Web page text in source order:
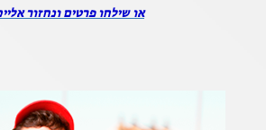
או שילחו פרטים ונחזור